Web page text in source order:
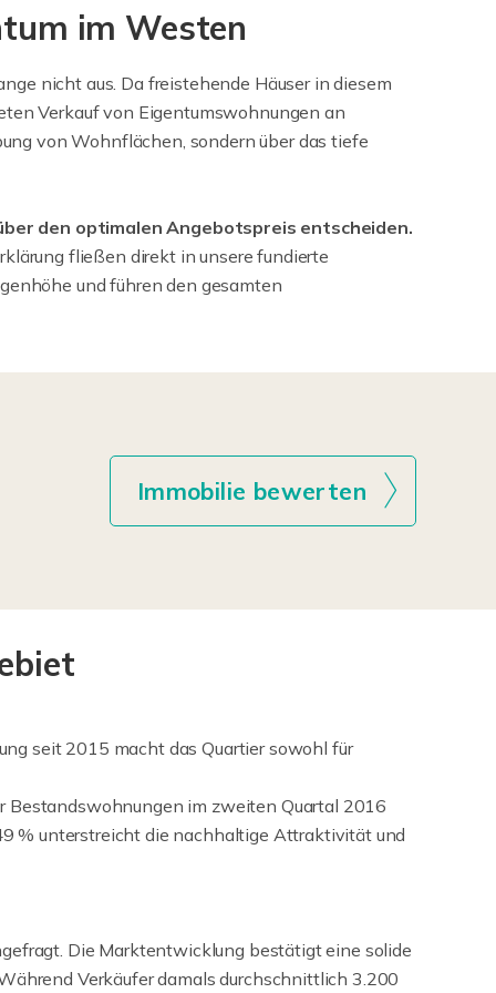
im Westen
nicht aus. Da freistehende Häuser in diesem
Verkauf von Eigentumswohnungen an
von Wohnflächen, sondern über das tiefe
den optimalen Angebotspreis entscheiden.
fließen direkt in unsere fundierte
und führen den gesamten
Immobilie bewerten
seit 2015 macht das Quartier sowohl für
im zweiten Quartal 2016
% unterstreicht die nachhaltige Attraktivität und
Die Marktentwicklung bestätigt eine solide
Verkäufer damals durchschnittlich 3.200